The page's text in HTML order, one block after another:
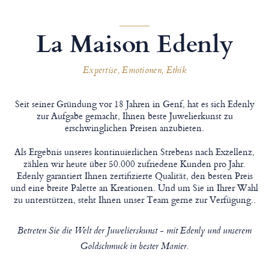
La Maison Edenly
Expertise, Emotionen, Ethik
Seit seiner Gründung vor 18 Jahren in Genf, hat es sich Edenly
zur Aufgabe gemacht, Ihnen beste Juwelierkunst zu
erschwinglichen Preisen anzubieten.
Als Ergebnis unseres kontinuierlichen Strebens nach Exzellenz,
zählen wir heute über 50.000 zufriedene Kunden pro Jahr.
Edenly garantiert Ihnen zertifizierte Qualität, den besten Preis
und eine breite Palette an Kreationen. Und um Sie in Ihrer Wahl
zu unterstützen, steht Ihnen unser Team gerne zur Verfügung..
Betreten Sie die Welt der Juwelierskunst - mit Edenly und unserem
Goldschmuck in bester Manier.